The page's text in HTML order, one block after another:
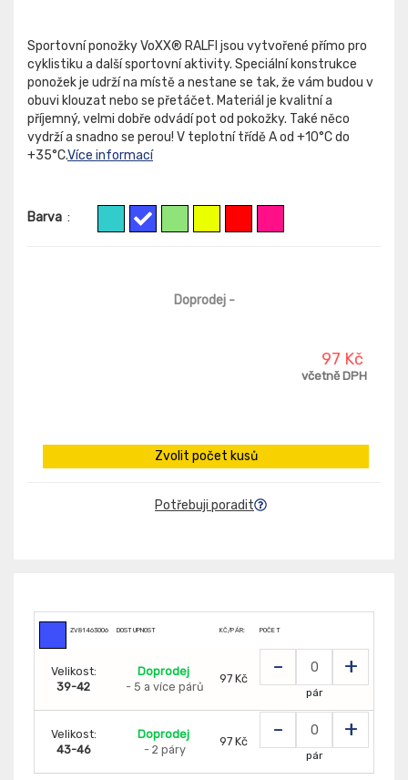
Sportovní ponožky VoXX® RALFI jsou vytvořené přímo pro
cyklistiku a další sportovní aktivity. Speciální konstrukce
ponožek je udrží na místě a nestane se tak, že vám budou v
obuvi klouzat nebo se přetáčet. Materiál je kvalitní a
příjemný, velmi dobře odvádí pot od pokožky. Také něco
vydrží a snadno se perou! V teplotní třídě A od +10°C do
+35°C.Více informací
Barva :
Doprodej-
97 Kč
včetně DPH
Zvolit počet kusů
Potřebuji poradit
ZV81463006 DOSTUPNOST KČ/PÁR: POČET
Velikost:
39-42
Doprodej
- 5 a více párů
97 Kč - +
pár
Velikost:
43-46
Doprodej
- 2 páry
97 Kč - +
pár